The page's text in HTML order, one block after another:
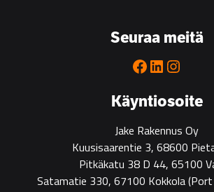
Käyntiosoite
Jake Rakennus Oy
Kuusisaarentie 3, 68600
Pitkäkatu 38 D 44, 65100
Satamatie 330, 67100 Kokkola
Seuraa meitä
Facebook
LinkedIn